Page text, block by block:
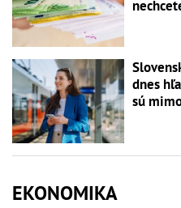
dnes
sú
EKONOMIKA